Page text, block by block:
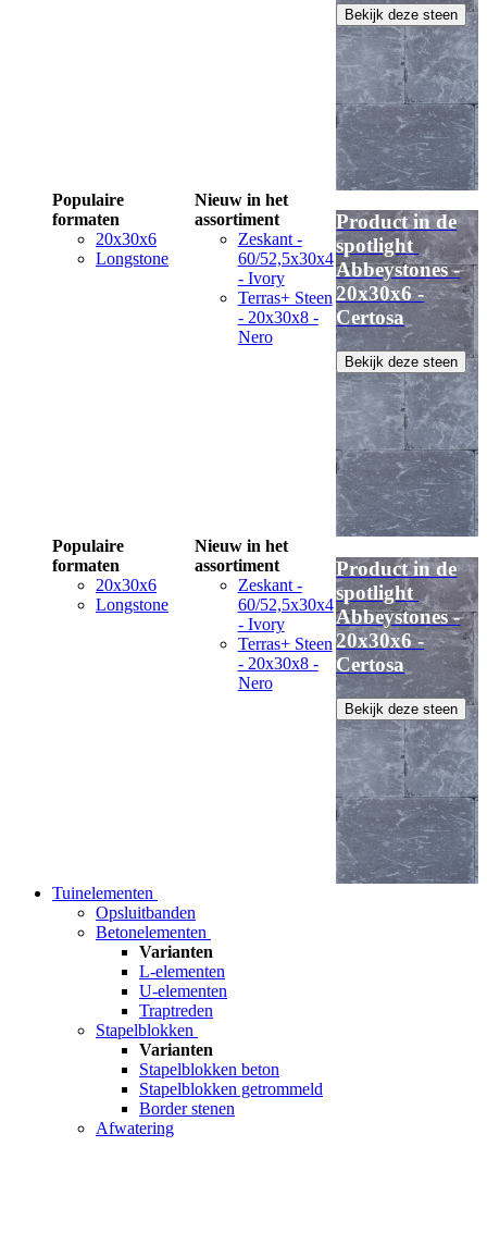
Bekijk deze steen
Populaire
formaten
20x30x6
Longstone
Nieuw in het
assortiment
Zeskant -
60/52,5x30x4
- Ivory
Terras+ Steen
- 20x30x8 -
Nero
Product in de
spotlight
Abbeystones -
20x30x6 -
Certosa
Bekijk deze steen
Populaire
formaten
20x30x6
Longstone
Nieuw in het
assortiment
Zeskant -
60/52,5x30x4
- Ivory
Terras+ Steen
- 20x30x8 -
Nero
Product in de
spotlight
Abbeystones -
20x30x6 -
Certosa
Bekijk deze steen
Tuinelementen
Opsluitbanden
Betonelementen
Varianten
L-elementen
U-elementen
Traptreden
Stapelblokken
Varianten
Stapelblokken beton
Stapelblokken getrommeld
Border stenen
Afwatering